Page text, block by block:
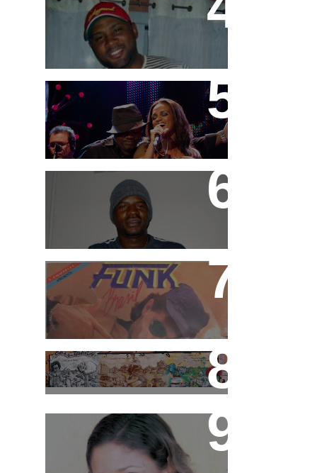
Márcio G
DVD "Tudo é Festa" MC
Marcinho
MC Galo
Funk Brasil e Rap Brasil
Cidade Tiradentes abre
inscrição para o 3°
Festival de Funk
MC Pink